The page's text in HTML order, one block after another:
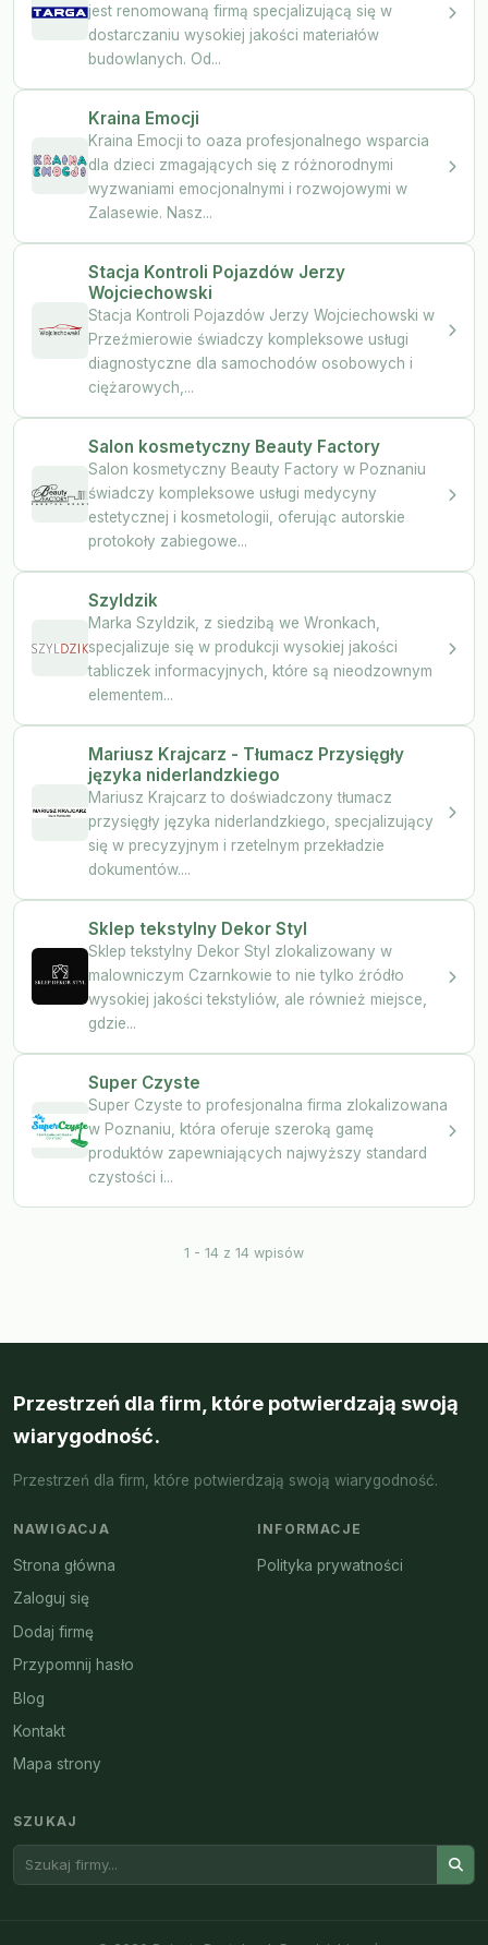
jest renomowaną firmą specjalizującą się w
dostarczaniu wysokiej jakości materiałów
budowlanych. Od...
Kraina Emocji
Kraina Emocji to oaza profesjonalnego wsparcia
dla dzieci zmagających się z różnorodnymi
wyzwaniami emocjonalnymi i rozwojowymi w
Zalasewie. Nasz...
Stacja Kontroli Pojazdów Jerzy
Wojciechowski
Stacja Kontroli Pojazdów Jerzy Wojciechowski w
Przeźmierowie świadczy kompleksowe usługi
diagnostyczne dla samochodów osobowych i
ciężarowych,...
Salon kosmetyczny Beauty Factory
Salon kosmetyczny Beauty Factory w Poznaniu
świadczy kompleksowe usługi medycyny
estetycznej i kosmetologii, oferując autorskie
protokoły zabiegowe...
Szyldzik
Marka Szyldzik, z siedzibą we Wronkach,
specjalizuje się w produkcji wysokiej jakości
tabliczek informacyjnych, które są nieodzownym
elementem...
Mariusz Krajcarz - Tłumacz Przysięgły
języka niderlandzkiego
Mariusz Krajcarz to doświadczony tłumacz
przysięgły języka niderlandzkiego, specjalizujący
się w precyzyjnym i rzetelnym przekładzie
dokumentów....
Sklep tekstylny Dekor Styl
Sklep tekstylny Dekor Styl zlokalizowany w
malowniczym Czarnkowie to nie tylko źródło
wysokiej jakości tekstyliów, ale również miejsce,
gdzie...
Super Czyste
Super Czyste to profesjonalna firma zlokalizowana
w Poznaniu, która oferuje szeroką gamę
produktów zapewniających najwyższy standard
czystości i...
1 - 14 z 14 wpisów
Przestrzeń dla firm, które potwierdzają swoją
wiarygodność.
Przestrzeń dla firm, które potwierdzają swoją wiarygodność.
NAWIGACJA
Strona główna
Zaloguj się
Dodaj firmę
Przypomnij hasło
Blog
Kontakt
Mapa strony
INFORMACJE
Polityka prywatności
SZUKAJ